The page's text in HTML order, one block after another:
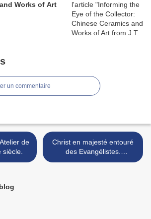
Works of Art
un commentaire
Christ en majesté entouré
des Evangélistes.
Allemagne, 1180-1220 >